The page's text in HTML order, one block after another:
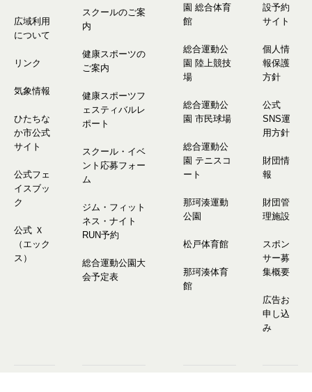
広域利用
について
リンク
気象情報
ひたちな
か市公式
サイト
公式フェ
イスブッ
ク
公式 Ｘ
（エック
ス）
スクールのご案
内
健康スポーツの
ご案内
健康スポーツフ
ェスティバルレ
ポート
スクール・イベ
ント応募フォー
ム
ジム・フィット
ネス・ナイト
RUN予約
総合運動公園大
会予定表
園 総合体育
館
総合運動公
園 陸上競技
場
総合運動公
園 市民球場
総合運動公
園 テニスコ
ート
那珂湊運動
公園
松戸体育館
那珂湊体育
館
設予約
サイト
個人情
報保護
方針
公式
SNS運
用方針
財団情
報
財団管
理施設
スポン
サー募
集概要
広告お
申し込
み